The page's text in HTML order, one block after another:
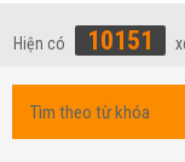
Hiện có 10151